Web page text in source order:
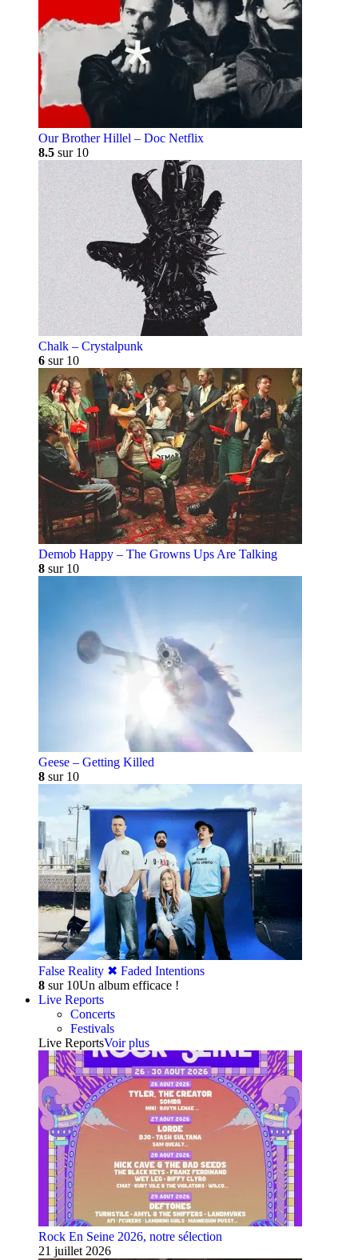
Our Brother Hillel – Doc Netflix
8.5 sur 10
Chalk – Crystalpunk
6 sur 10
Demob Happy – The Growns Ups Are Talking
8 sur 10
Geese – Getting Killed
8 sur 10
False Reality ✖︎ Faded Intentions
8 sur 10Un album efficace !
Live Reports
Concerts
Festivals
Live ReportsVoir plus
Rock En Seine 2026, notre sélection
21 juillet 2026